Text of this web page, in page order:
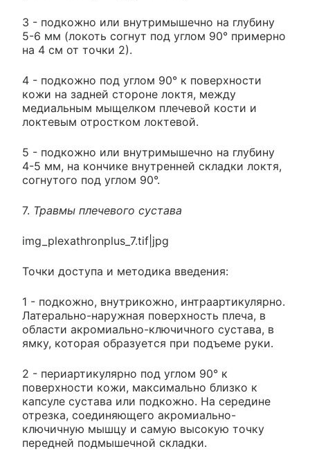
3 - подкожно или внутримышечно на глубину
5-6 мм (локоть согнут под углом 90° примерно
на 4 см от точки 2).
4 - подкожно под углом 90° к поверхности
кожи на задней стороне локтя, между
медиальным мыщелком плечевой кости и
локтевым отростком локтевой.
5 - подкожно или внутримышечно на глубину
4-5 мм, на кончике внутренней складки локтя,
согнутого под углом 90°.
7. Травмы плечевого сустава
img_plexathronplus_7.tif|jpg
Точки доступа и методика введения:
1 - подкожно, внутрикожно, интраартикулярно.
Латерально-наружная поверхность плеча, в
области акромиально-ключичного сустава, в
ямку, которая образуется при подъеме руки.
2 - периартикулярно под углом 90° к
поверхности кожи, максимально близко к
капсуле сустава или подкожно. На середине
отрезка, соединяющего акромиально-
ключичную мышцу и самую высокую точку
передней подмышечной складки.